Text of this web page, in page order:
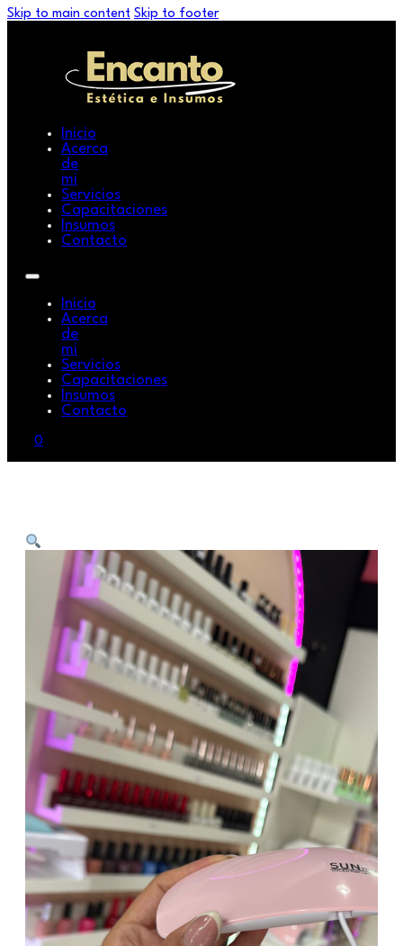
Skip to main content Skip to footer
Inicio
Acerca
de
mi
Servicios
Capacitaciones
Insumos
Contacto
Inicio
Acerca
de
mi
Servicios
Capacitaciones
Insumos
Contacto
0